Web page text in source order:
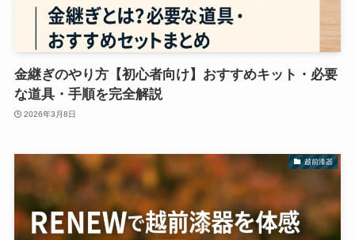
金継ぎのやり方【初心者向け】おすすめキット・必要
な道具・手順を完全解説
2026年3月8日
越前漆器